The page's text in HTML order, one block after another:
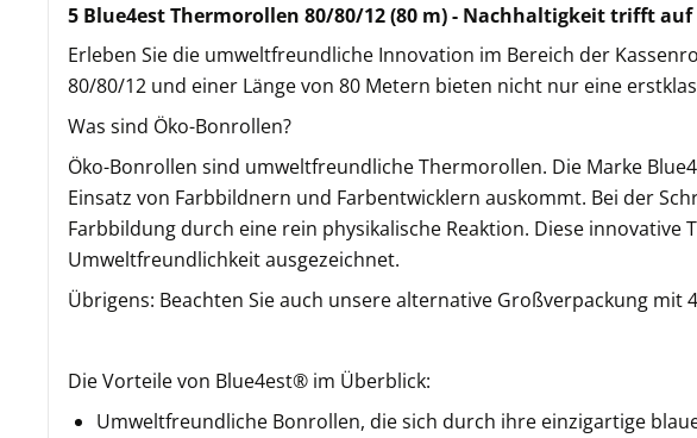
5 Blue4est Thermorollen 80/80/12 (80 m) - Nachhaltigkeit trifft
Erleben Sie die umweltfreundliche Innovation im Bereich der
80/80/12 und einer Länge von 80 Metern bieten nicht nur eine
Was sind Öko-Bonrollen?
Öko-Bonrollen sind umweltfreundliche Thermorollen. Die Marke
Einsatz von Farbbildnern und Farbentwicklern auskommt. Bei der
Farbbildung durch eine rein physikalische Reaktion. Diese
Umweltfreundlichkeit ausgezeichnet.
Übrigens: Beachten Sie auch unsere alternative Großverpackung mit
Die Vorteile von Blue4est® im Überblick:
Umweltfreundliche Bonrollen, die sich durch ihre einzigartige